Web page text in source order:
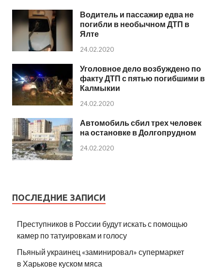
Водитель и пассажир едва не
погибли в необычном ДТП в
Ялте
24.02.2020
Уголовное дело возбуждено по
факту ДТП с пятью погибшими в
Калмыкии
24.02.2020
Автомобиль сбил трех человек
на остановке в Долгопрудном
24.02.2020
ПОСЛЕДНИЕ ЗАПИСИ
Преступников в России будут искать с помощью
камер по татуировкам и голосу
Пьяный украинец «заминировал» супермаркет
в Харькове куском мяса